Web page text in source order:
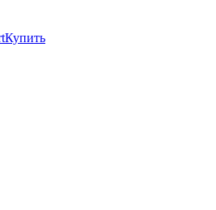
Купить